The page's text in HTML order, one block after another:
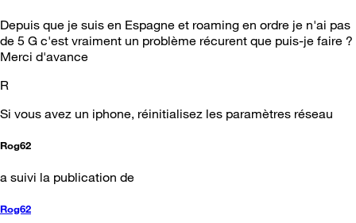
Depuis que je suis en Espagne et roaming en ordre je n'ai pas
de 5 G c'est vraiment un problème récurent que puis-je faire ?
Merci d'avance
R
Si vous avez un iphone, réinitialisez les paramètres réseau
Rog62
a suivi la publication de
Rog62